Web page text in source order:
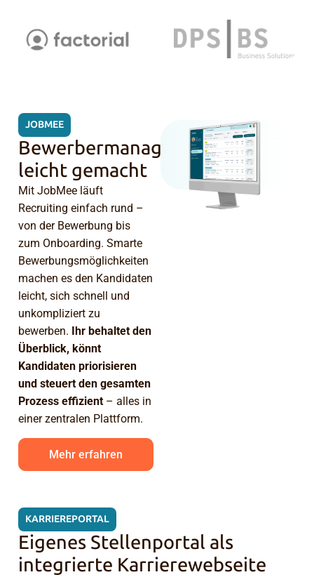
JOBMEE
Bewerbermanagement
leicht gemacht
Mit JobMee läuft
Recruiting einfach rund –
von der Bewerbung bis
zum Onboarding. Smarte
Bewerbungsmöglichkeiten
machen es den Kandidaten
leicht, sich schnell und
unkompliziert zu
bewerben. Ihr behaltet den
Überblick, könnt
Kandidaten priorisieren
und steuert den gesamten
Prozess effizient – alles in
einer zentralen Plattform.
Mehr erfahren
KARRIEREPORTAL
Eigenes Stellenportal als
integrierte Karrierewebseite